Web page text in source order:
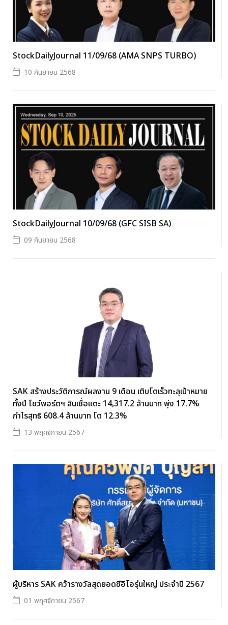
StockDailyJournal 11/09/68 (AMA SNPS TURBO)
10 กันยายน 2568
StockDailyJournal 10/09/68 (GFC SISB SA)
09 กันยายน 2568
SAK สร้างประวัติการณ์ผลงาน 9 เดือน เติบโตเร็วทะลุเป้าหมาย
ทั้งปี โชว์พอร์ตฯ สินเชื่อแตะ 14,317.2 ล้านบาท พุ่ง 17.7%
กำไรสุทธิ 608.4 ล้านบาท โต 12.3%
13 พฤศจิกายน 2567
ผู้บริหาร SAK คว้ารางวัลสุดยอดซีอีโอรุ่นใหญ่ ประจำปี 2567
01 พฤศจิกายน 2567